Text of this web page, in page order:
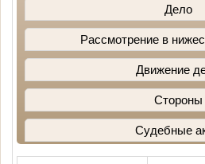
Дело
Рассмотрение в
Движение
Стороны
Судебные